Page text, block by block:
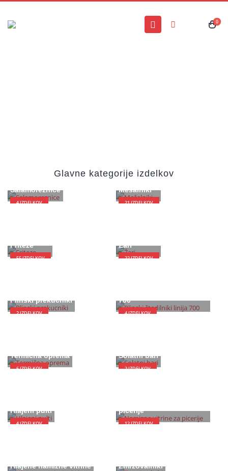
0
Glavne kategorije izdelkov
Salamoreznice
4IZDELKOV
Mešalniki
21IZDELKOV
Friteze
55IZDELKOV
Žari
22IZDELKOV
Plinski prekucniki
2IZDELKOV
700
4IZDELKOV
Termična oprema
6IZDELKOV
Solatni bari
2IZDELKOV
Hlajeni pulti
4IZDELKOV
picerije
12IZDELKOV
Hlajene namizne vitrine Zmrzovalniki